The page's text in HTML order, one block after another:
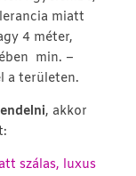
miatt
4 méter,
min. –
a területen.
, akkor
szálas, luxus